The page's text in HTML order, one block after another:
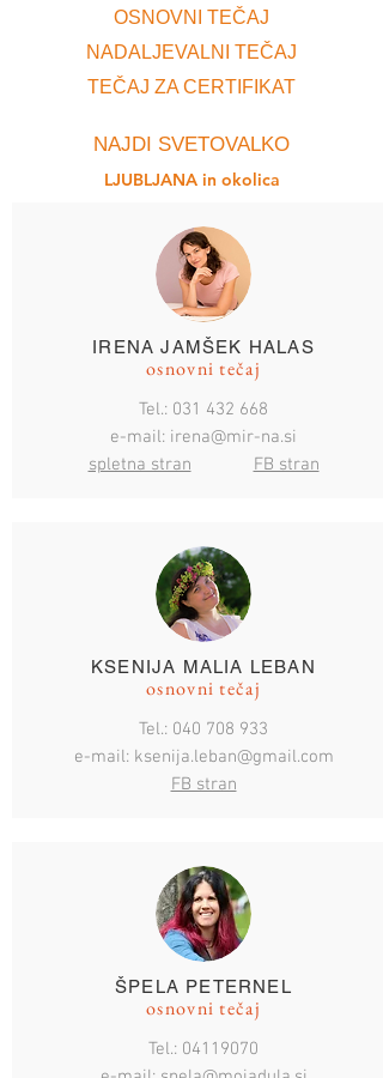
OSNOVNI TEČAJ
NADALJEVALNI TEČAJ
TEČAJ ZA CERTIFIKAT
NAJDI SVETOVALKO
LJUBLJANA in okolica
IRENA JAMŠEK HALAS
Tel.: 031 432 668
e-mail: irena@mir-na.si
spletna stran
FB stran
osnovni tečaj
KSENIJA MALIA LEBAN
Tel.: 040 708 933
e-mail: ksenija.leban@gmail.com
FB stran
osnovni tečaj
ŠPELA PETERNEL
Tel.: 04119070
osnovni tečaj